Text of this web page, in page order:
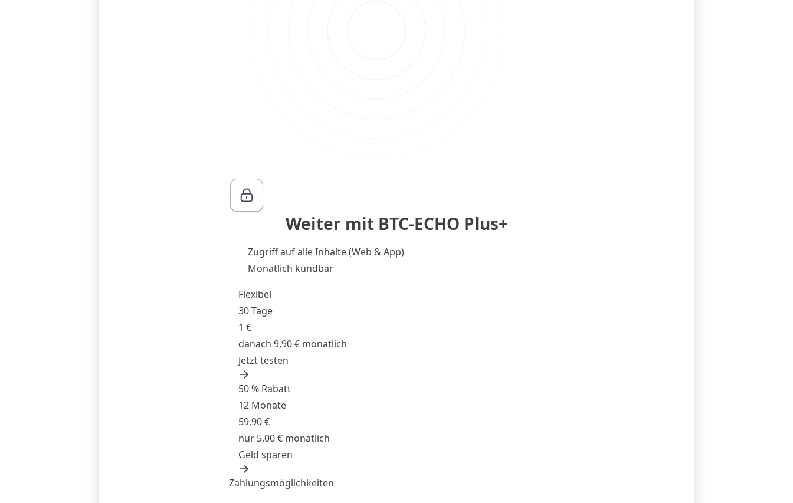
Weiter mit BTC-ECHO Plus+
Zugriff auf alle Inhalte (Web & App)
Monatlich kündbar
Flexibel
30 Tage
1 €
danach 9,90 € monatlich
Jetzt testen
50 % Rabatt
12 Monate
59,90 €
nur 5,00 € monatlich
Geld sparen
Zahlungsmöglichkeiten